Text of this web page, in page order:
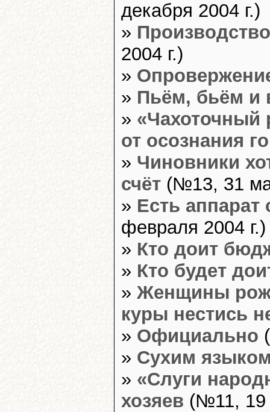
декабря 2004 г.)
»
2004 г.)
»
» Пьём, бьём
» «Чахоточный
от осознания
» Чиновники
счёт (№13, 31
» Есть аппарат
февраля 2004 г.)
» Кто доит
» Кто будет
» Женщины
куры нестись
» Официально
» Сухим
» «Слуги
хозяев (№11, 19